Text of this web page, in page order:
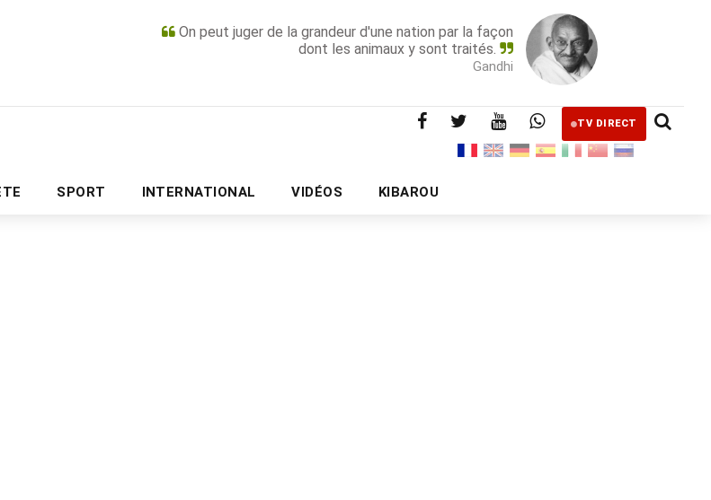
On peut juger de la grandeur d'une nation par la façon
dont les animaux y sont traités.
Gandhi
TV DIRECT
SPORT INTERNATIONAL VIDÉOS KIBAROU
PUBLICITÉ